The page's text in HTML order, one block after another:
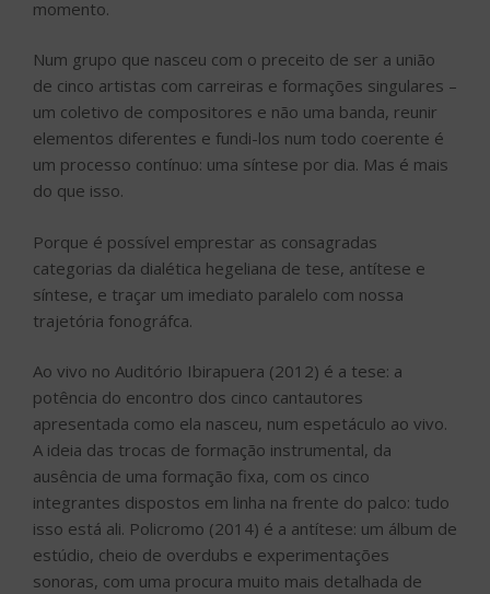
momento.
Num grupo que nasceu com o preceito de ser a união
de cinco artistas com carreiras e formações singulares –
um coletivo de compositores e não uma banda, reunir
elementos diferentes e fundi-los num todo coerente é
um processo contínuo: uma síntese por dia. Mas é mais
do que isso.
Porque é possível emprestar as consagradas
categorias da dialética hegeliana de tese, antítese e
síntese, e traçar um imediato paralelo com nossa
trajetória fonográfca.
Ao vivo no Auditório Ibirapuera (2012) é a tese: a
potência do encontro dos cinco cantautores
apresentada como ela nasceu, num espetáculo ao vivo.
A ideia das trocas de formação instrumental, da
ausência de uma formação fixa, com os cinco
integrantes dispostos em linha na frente do palco: tudo
isso está ali. Policromo (2014) é a antítese: um álbum de
estúdio, cheio de overdubs e experimentações
sonoras, com uma procura muito mais detalhada de